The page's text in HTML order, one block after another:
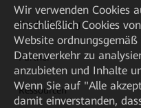
Kaufanleitung
Partner
Ressourcen
Wir verwenden Cookies
einschließlich Cookies
Website
Datenverkehr zu
anzubieten und Inhalte
Wenn Sie auf "Alle
damit einverstanden,